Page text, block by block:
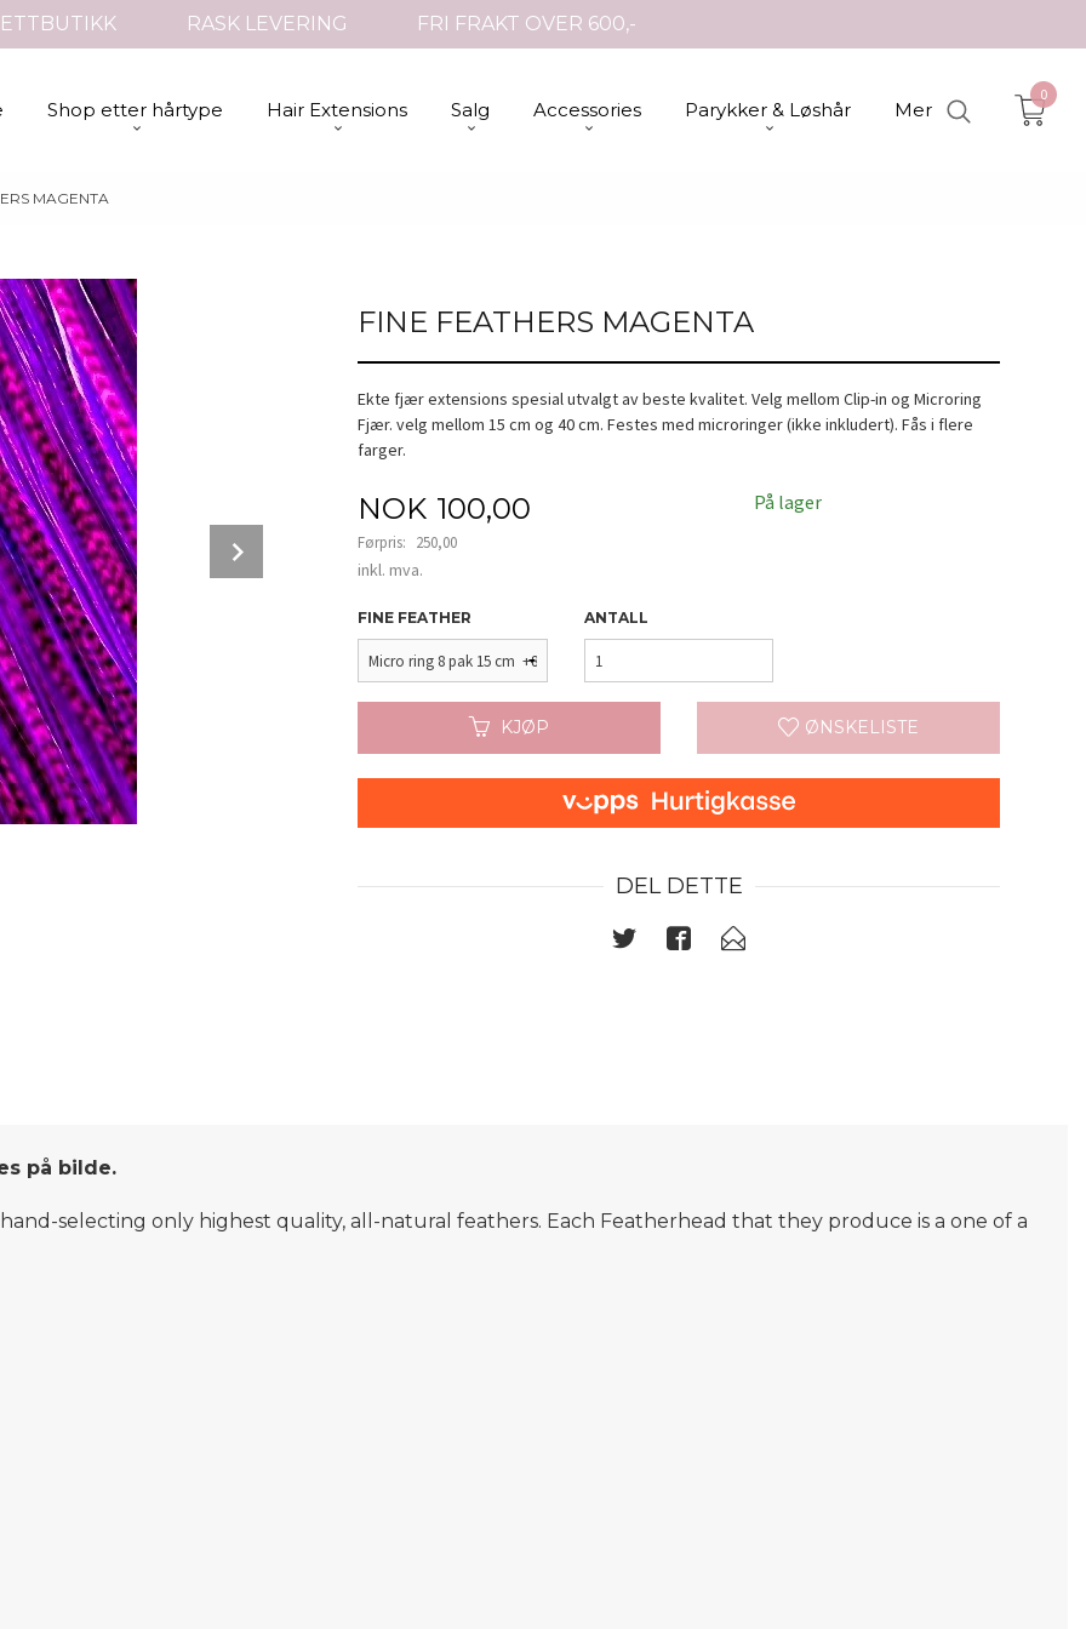
RASK LEVERING FRI FRAKT OVER 600,-
Shop etter hårtype Hair Extensions Salg Accessories Parykker & Løshår Mer
0
MAGENTA
FINE FEATHERS MAGENTA
Ekte fjær extensions spesial utvalgt av beste kvalitet. Velg mellom Clip-in og Microring
Fjær. velg mellom 15 cm og 40 cm. Festes med microringer (ikke inkludert). Fås i flere
farger.
Tilbud
NOK 100,00
Førpris: 250,00
Rabatt
inkl. mva.
På lager
FINE FEATHER ANTALL
KJØP ØNSKELISTE
DEL DETTE
på bilde.
selecting only highest quality, all-natural feathers. Each Featherhead that they produce is a one of a